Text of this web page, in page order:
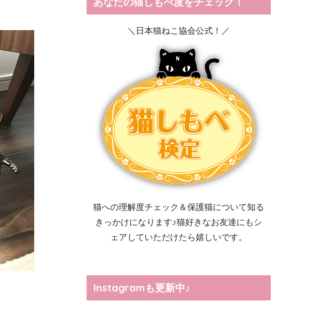
＼日本猫ねこ協会公式！／
猫への理解度チェック＆保護猫について知る
きっかけになります♪猫好きなお友達にもシ
ェアしていただけたら嬉しいです。
Instagramも更新中♪